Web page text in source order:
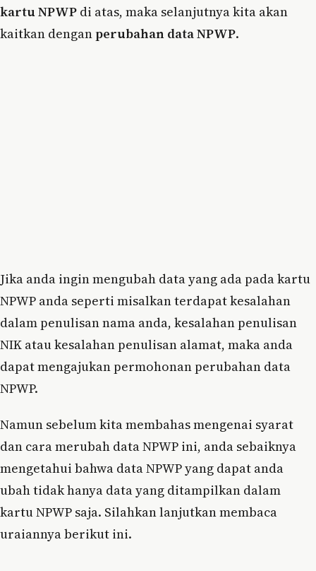
kartu NPWP di atas, maka selanjutnya kita akan
kaitkan denganperubahan data NPWP.
Jika anda ingin mengubah data yang ada pada kartu
NPWP anda seperti misalkan terdapat kesalahan
dalam penulisan nama anda, kesalahan penulisan
NIK atau kesalahan penulisan alamat, maka anda
dapat mengajukan permohonan perubahan data
NPWP.
Namun sebelum kita membahas mengenai syarat
dan cara merubah data NPWP ini, anda sebaiknya
mengetahui bahwa data NPWP yang dapat anda
ubah tidak hanya data yang ditampilkan dalam
kartu NPWP saja. Silahkan lanjutkan membaca
uraiannya berikut ini.